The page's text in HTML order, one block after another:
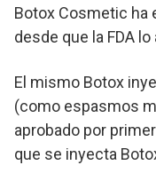
Botox Cosmetic ha
desde que la FDA
El mismo Botox
(como espasmos
aprobado por
que se inyecta